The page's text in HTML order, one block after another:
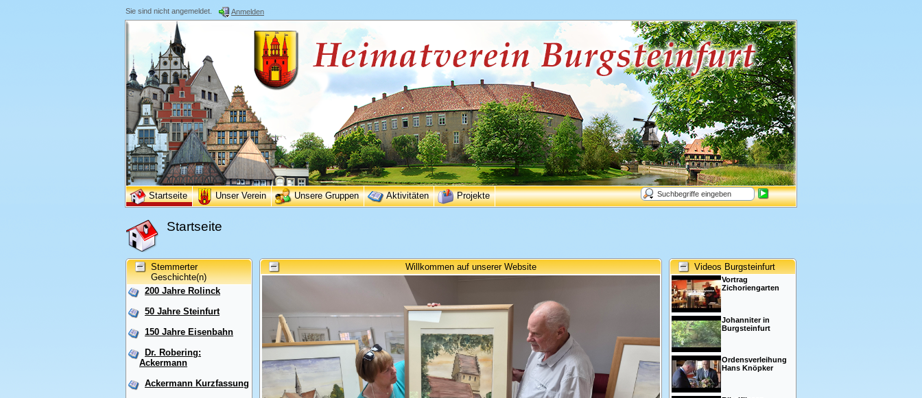
Sie sind nicht angemeldet. Anmelden
Startseite Unser Verein Unsere Gruppen Aktivitäten Projekte
Startseite
Stemmerter
Geschichte(n)
200 Jahre Rolinck
50 Jahre Steinfurt
150 Jahre Eisenbahn
Dr. Robering:
Ackermann
Ackermann Kurzfassung
Willkommen auf unserer Website Videos Burgsteinfurt
Vortrag
Zichoriengarten
Johanniter in
Burgsteinfurt
Ordensverleihung
Hans Knöpker